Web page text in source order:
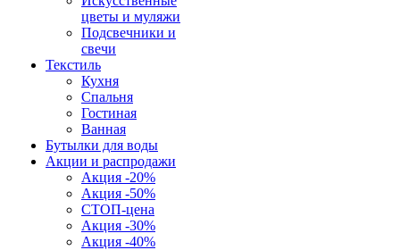
цветы и муляжи
Подсвечники и
свечи
Текстиль
Кухня
Спальня
Гостиная
Ванная
Бутылки для воды
Акции и распродажи
Акция -20%
Акция -50%
СТОП-цена
Акция -30%
Акция -40%